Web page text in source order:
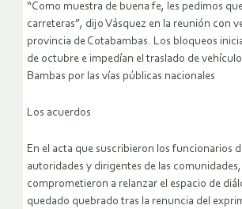
“Como muestra de buena fe, les pedimos
carreteras”, dijo Vásquez en la reunión con
provincia de Cotabambas. Los bloqueos
de octubre e impedían el traslado de
Bambas por las vías públicas nacionales
Los acuerdos
En el acta que suscribieron los funcionarios
autoridades y dirigentes de las comunidades,
comprometieron a relanzar el espacio de
quedado quebrado tras la renuncia del